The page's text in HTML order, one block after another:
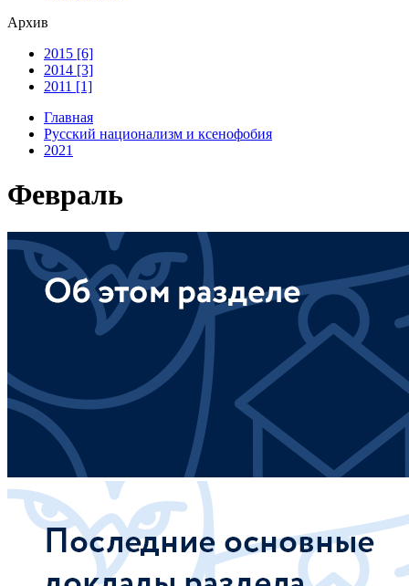
Архив
2015 [6]
2014 [3]
2011 [1]
Главная
Русский национализм и ксенофобия
2021
Февраль